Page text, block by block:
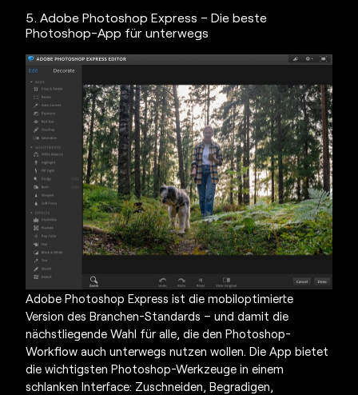
5. Adobe Photoshop Express – Die beste
Photoshop-App für unterwegs
Adobe Photoshop Express ist die mobiloptimierte
Version des Branchen-Standards – und damit die
nächstliegende Wahl für alle, die den Photoshop-
Workflow auch unterwegs nutzen wollen. Die App bietet
die wichtigsten Photoshop-Werkzeuge in einem
schlanken Interface: Zuschneiden, Begradigen,